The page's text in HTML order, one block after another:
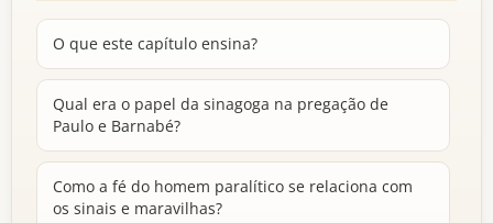
O que este capítulo ensina?
Qual era o papel da sinagoga na pregação de
Paulo e Barnabé?
Como a fé do homem paralítico se relaciona com
os sinais e maravilhas?